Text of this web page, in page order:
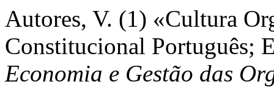
Autores, V. (1) «Cultura
Constitucional Português;
Economia e Gestão das